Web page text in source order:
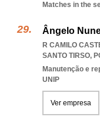
Matches in the
Ângelo
R CAMILO
SANTO TIRSO,
Manutenção e
UNIP
Ver empresa